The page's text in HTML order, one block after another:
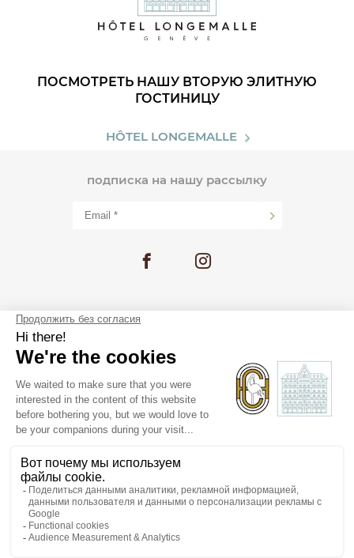
ПОСМОТРЕТЬ НАШУ ВТОРУЮ ЭЛИТНУЮ
ГОСТИНИЦУ
HÔTEL LONGEMALLE
подписка на нашу рассылку
ФОТОГАЛЕРЕЯ
ЖЕНЕВА